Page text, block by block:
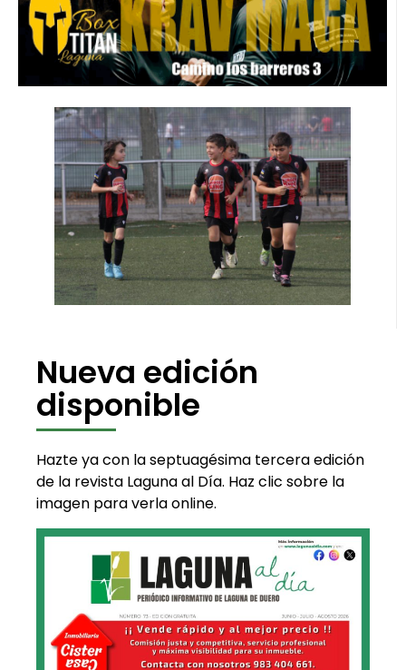
Nueva edición
disponible
Hazte ya con la septuagésima tercera edición
de la revista Laguna al Día. Haz clic sobre la
imagen para verla online.